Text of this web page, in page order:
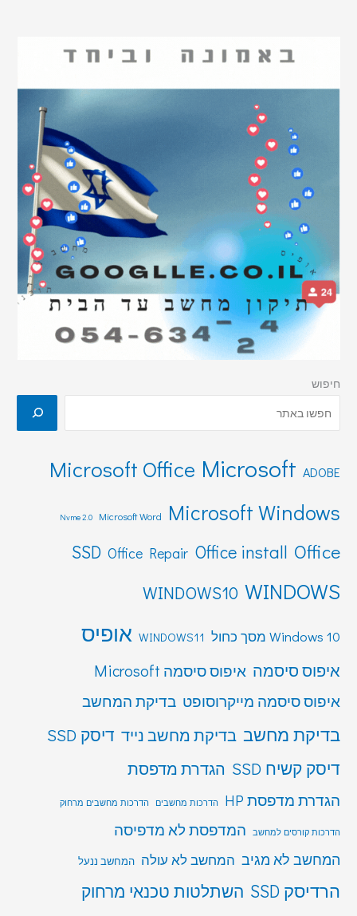
חיפוש
ADOBE
Microsoft
Microsoft Office
Microsoft Windows
Microsoft Word
Nvme 2.0
Office
Office install
Office Repair
SSD
WINDOWS
WINDOWS10
Windows 10 מסך כחול WINDOWS11 אופיס
איפוס סיסמה איפוס סיסמה Microsoft
איפוס סיסמה מייקרוסופט בדיקת המחשב
בדיקת מחשב בדיקת מחשב נייד דיסק SSD
דיסק קשיח SSD
הגדרת מדפסת
הגדרת מדפסת HP הדרכות מחשבים הדרכות מחשבים מרחוק
הדרכות קורסים למחשב המדפסת לא מדפיסה
המחשב לא מגיב המחשב לא עולה המחשב ננעל
הרדיסק SSD
השתלטות טכנאי מרחוק